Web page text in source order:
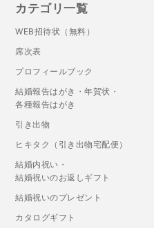
カテゴリ一覧
WEB招待状（無料）
席次表
プロフィールブック
結婚報告はがき・年賀状・
各種報告はがき
引き出物
ヒキタク（引き出物宅配便）
結婚内祝い・
結婚祝いのお返しギフト
結婚祝いのプレゼント
カタログギフト